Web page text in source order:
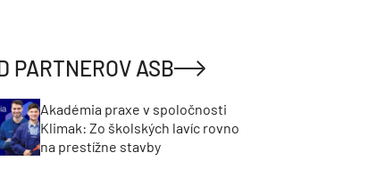
PARTNEROV ASB
Akadémia praxe v spoločnosti
Klimak: Zo školských lavíc rovno
na prestížne stavby